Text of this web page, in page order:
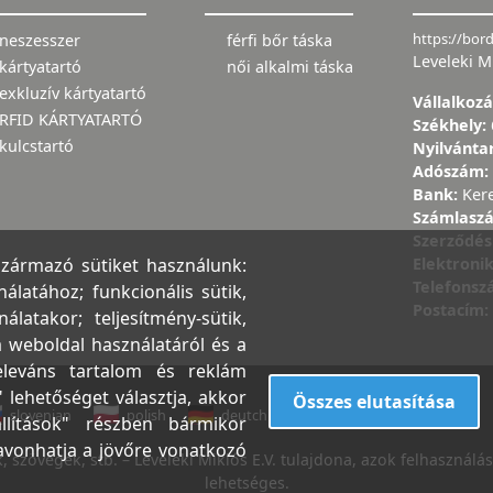
kártyatartó
KÁRTYATARTÓ
férfi bőr táska
női alkalmi táska
https://
Leveleki
Székhely:
Adószám:
Bank:
Postacím:
slovenian polish deutch czech bulgarian
stb. – Leveleki Miklós E.V. tulajdona, azok
lehetséges.
sütiket használunk:
funkcionális sütik,
teljesítmény-sütik,
használatáról és a
tartalom és reklám
lehetőséget választja, akkor
részben bármikor
a jövőre vonatkozó
Összes elutasítása